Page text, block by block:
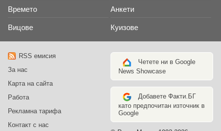
Времето Анкети
Вицове Куизове
RSS емисия
За нас
Карта на сайта
Работа
Рекламна тарифа
Контакт с нас
Четете ни в Google
News Showcase
Добавете Факти.БГ
като предпочитан източник в
Google